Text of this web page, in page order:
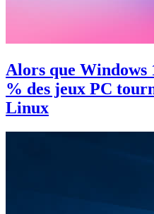
Alors que Windows
% des jeux PC
Linux